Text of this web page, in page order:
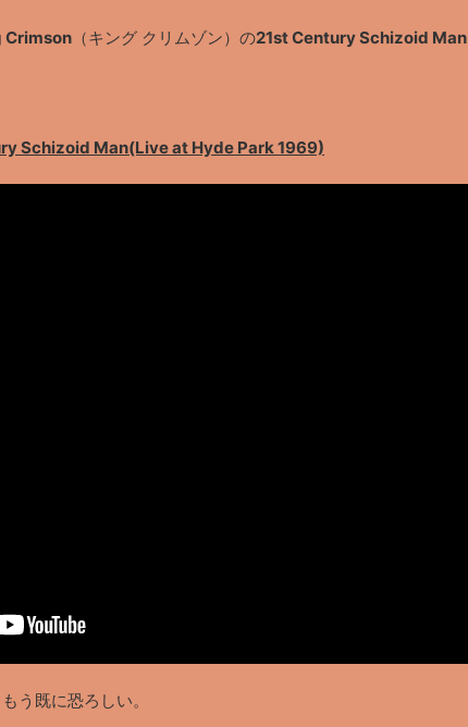
Crimson （キング クリムゾン）の21st Century Schizoid Man
Schizoid Man(Live at Hyde Park 1969)
う既に恐ろしい。